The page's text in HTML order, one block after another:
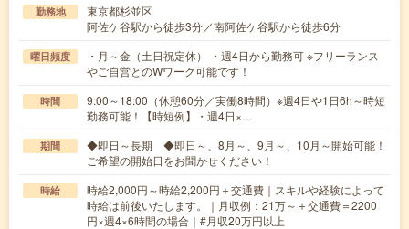
勤務地
東京都杉並区
阿佐ケ谷駅から徒歩3分／南阿佐ケ谷駅から徒歩6分
曜日頻度
・月～金（土日祝定休） ・週4日から勤務可 ※フリーランス
やご自営とのWワーク可能です！
時間
9:00～18:00（休憩60分／実働8時間）※週4日や1日6h～時短
勤務可能！【時短例】・週4日×…
期間
◆即日～長期 ◆即日～、8月～、9月～、10月～開始可能！
ご希望の開始日をお聞かせください！
時給
時給2,000円～時給2,200円＋交通費｜スキルや経験によって
時給は前後いたします。｜月収例：21万～＋交通費＝2200
円×週4×6時間の場合｜#月収20万円以上